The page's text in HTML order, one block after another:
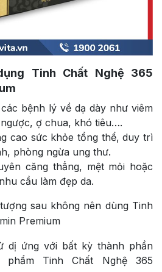
Tinh Chất Nghệ 365
bệnh lý về dạ dày như viêm
ợ chua, khó tiêu….
cao sức khỏe tổng thể, duy trì
phòng ngừa ung thư.
căng thẳng, mệt mỏi hoặc
cầu làm đẹp da.
sau không nên dùng Tinh
Premium
dị ứng với bất kỳ thành phần
phẩm Tinh Chất Nghệ 365